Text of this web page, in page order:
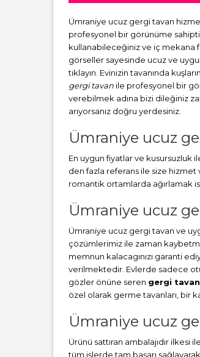
Ümraniye ucuz gergi tavan
profesyonel bir görünüme
kullanabileceğiniz ve iç mekana
görseller sayesinde ucuz ve
tıklayın. Evinizin tavanında
gergi tavan ile profesyonel bir
verebilmek adına bizi dileğiniz
arıyorsanız doğru yerdesiniz.
Ümraniye ucuz
En uygun fiyatlar ve kusursuzluk
den fazla referans ile size
romantik ortamlarda ağırlamak
Ümraniye ucuz
Ümraniye ucuz gergi tavan ve
çözümlerimiz ile zaman
memnun kalacagınızı garanti
verilmektedir. Evlerde sadece
gözler önüne seren gergi tavan
özel olarak germe tavanları, bir
Ümraniye ucuz
Ürünü sattıran ambalajıdır
tüm işlerde tam başarı sağlayarak